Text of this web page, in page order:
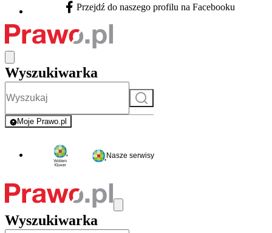
Facebook - otwiera się w nowej karcie
Przejdź do naszego profilu na Facebooku
Wyszukiwarka
Szukaj
Moje Prawo.pl
- rejestracja i logowanie do serwisu
Nasze serwisy
Wyszukiwarka